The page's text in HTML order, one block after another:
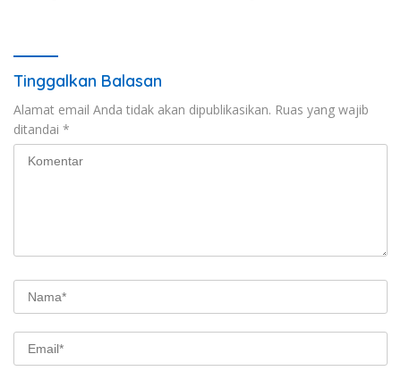
Tinggalkan Balasan
Alamat email Anda tidak akan dipublikasikan. Ruas yang wajib
ditandai *